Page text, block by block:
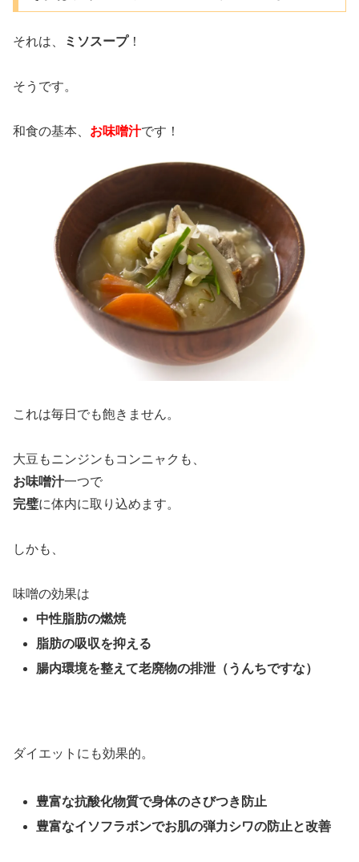
それは、 ミソスープ！
そうです。
和食の基本、 お味噌汁です！
これは毎日でも飽きません。
大豆もニンジンもコンニャクも、
お味噌汁一つで
完璧に体内に取り込めます。
しかも、
味噌の効果は
中性脂肪の燃焼
脂肪の吸収を抑える
腸内環境を整えて老廃物の排泄（うんちですな）
ダイエットにも効果的。
豊富な抗酸化物質で身体のさびつき防止
豊富なイソフラボンでお肌の弾力シワの防止と改善